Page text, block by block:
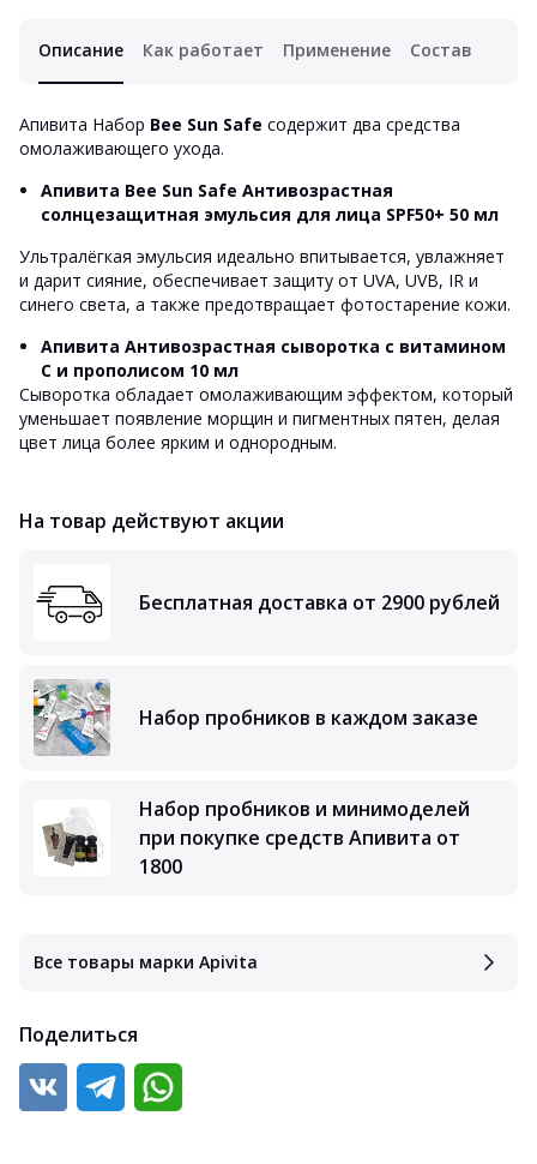
Описание Как работает Применение Состав
Апивита Набор Bee Sun Safe содержит два средства
омолаживающего ухода.
Апивита Bee Sun Safe Антивозрастная
солнцезащитная эмульсия для лица SPF50+ 50 мл
Ультралёгкая эмульсия идеально впитывается, увлажняет
и дарит сияние, обеспечивает защиту от UVA, UVB, IR и
синего света, а также предотвращает фотостарение кожи.
Апивита Антивозрастная сыворотка с витамином
С и прополисом 10 мл
Сыворотка обладает омолаживающим эффектом, который
уменьшает появление морщин и пигментных пятен, делая
цвет лица более ярким и однородным.
На товар действуют акции
Бесплатная доставка от 2900 рублей
Набор пробников в каждом заказе
Набор пробников и минимоделей
при покупке средств Апивита от
1800
Все товары марки Apivita
Поделиться